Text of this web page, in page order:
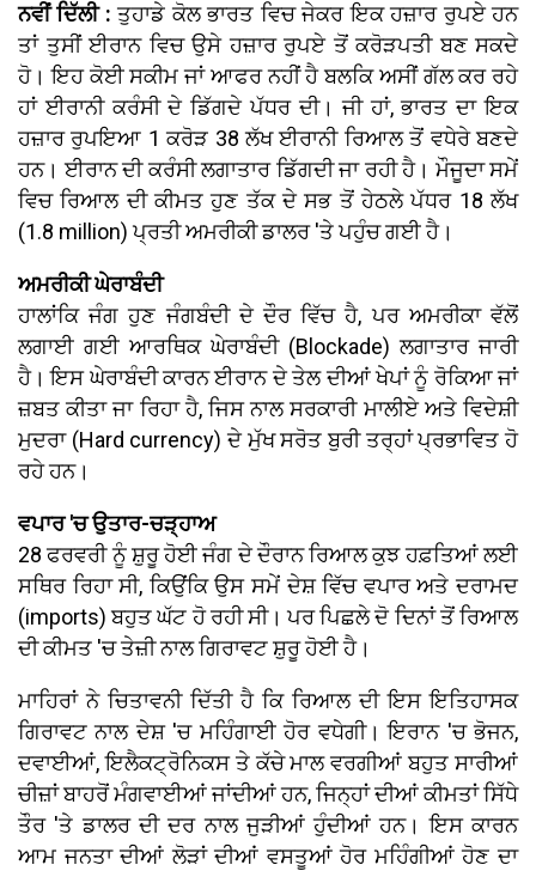
ਨਵੀਂ ਦਿੱਲੀ : ਤੁਹਾਡੇ ਕੋਲ ਭਾਰਤ ਵਿਚ ਜੇਕਰ ਇਕ ਹਜ਼ਾਰ ਰੁਪਏ ਹਨ
ਤਾਂ ਤੁਸੀਂ ਈਰਾਨ ਵਿਚ ਉਸੇ ਹਜ਼ਾਰ ਰੁਪਏ ਤੋਂ ਕਰੋੜਪਤੀ ਬਣ ਸਕਦੇ
ਹੋ। ਇਹ ਕੋਈ ਸਕੀਮ ਜਾਂ ਆਫਰ ਨਹੀਂ ਹੈ ਬਲਕਿ ਅਸੀਂ ਗੱਲ ਕਰ ਰਹੇ
ਹਾਂ ਈਰਾਨੀ ਕਰੰਸੀ ਦੇ ਡਿੱਗਦੇ ਪੱਧਰ ਦੀ। ਜੀ ਹਾਂ, ਭਾਰਤ ਦਾ ਇਕ
ਹਜ਼ਾਰ ਰੁਪਇਆ 1 ਕਰੋੜ 38 ਲੱਖ ਈਰਾਨੀ ਰਿਆਲ ਤੋਂ ਵਧੇਰੇ ਬਣਦੇ
ਹਨ। ਈਰਾਨ ਦੀ ਕਰੰਸੀ ਲਗਾਤਾਰ ਡਿੱਗਦੀ ਜਾ ਰਹੀ ਹੈ। ਮੌਜੂਦਾ ਸਮੇਂ
ਵਿਚ ਰਿਆਲ ਦੀ ਕੀਮਤ ਹੁਣ ਤੱਕ ਦੇ ਸਭ ਤੋਂ ਹੇਠਲੇ ਪੱਧਰ 18 ਲੱਖ
(1.8 million) ਪ੍ਰਤੀ ਅਮਰੀਕੀ ਡਾਲਰ 'ਤੇ ਪਹੁੰਚ ਗਈ ਹੈ।
ਅਮਰੀਕੀ ਘੇਰਾਬੰਦੀ
ਹਾਲਾਂਕਿ ਜੰਗ ਹੁਣ ਜੰਗਬੰਦੀ ਦੇ ਦੌਰ ਵਿੱਚ ਹੈ, ਪਰ ਅਮਰੀਕਾ ਵੱਲੋਂ
ਲਗਾਈ ਗਈ ਆਰਥਿਕ ਘੇਰਾਬੰਦੀ (Blockade) ਲਗਾਤਾਰ ਜਾਰੀ
ਹੈ। ਇਸ ਘੇਰਾਬੰਦੀ ਕਾਰਨ ਈਰਾਨ ਦੇ ਤੇਲ ਦੀਆਂ ਖੇਪਾਂ ਨੂੰ ਰੋਕਿਆ ਜਾਂ
ਜ਼ਬਤ ਕੀਤਾ ਜਾ ਰਿਹਾ ਹੈ, ਜਿਸ ਨਾਲ ਸਰਕਾਰੀ ਮਾਲੀਏ ਅਤੇ ਵਿਦੇਸ਼ੀ
ਮੁਦਰਾ (Hard currency) ਦੇ ਮੁੱਖ ਸਰੋਤ ਬੁਰੀ ਤਰ੍ਹਾਂ ਪ੍ਰਭਾਵਿਤ ਹੋ
ਰਹੇ ਹਨ।
ਵਪਾਰ 'ਚ ਉਤਾਰ-ਚੜ੍ਹਾਅ
28 ਫਰਵਰੀ ਨੂੰ ਸ਼ੁਰੂ ਹੋਈ ਜੰਗ ਦੇ ਦੌਰਾਨ ਰਿਆਲ ਕੁਝ ਹਫ਼ਤਿਆਂ ਲਈ
ਸਥਿਰ ਰਿਹਾ ਸੀ, ਕਿਉਂਕਿ ਉਸ ਸਮੇਂ ਦੇਸ਼ ਵਿੱਚ ਵਪਾਰ ਅਤੇ ਦਰਾਮਦ
(imports) ਬਹੁਤ ਘੱਟ ਹੋ ਰਹੀ ਸੀ। ਪਰ ਪਿਛਲੇ ਦੋ ਦਿਨਾਂ ਤੋਂ ਰਿਆਲ
ਦੀ ਕੀਮਤ 'ਚ ਤੇਜ਼ੀ ਨਾਲ ਗਿਰਾਵਟ ਸ਼ੁਰੂ ਹੋਈ ਹੈ।
ਮਾਹਿਰਾਂ ਨੇ ਚਿਤਾਵਨੀ ਦਿੱਤੀ ਹੈ ਕਿ ਰਿਆਲ ਦੀ ਇਸ ਇਤਿਹਾਸਕ
ਗਿਰਾਵਟ ਨਾਲ ਦੇਸ਼ 'ਚ ਮਹਿੰਗਾਈ ਹੋਰ ਵਧੇਗੀ। ਇਰਾਨ 'ਚ ਭੋਜਨ,
ਦਵਾਈਆਂ, ਇਲੈਕਟ੍ਰੋਨਿਕਸ ਤੇ ਕੱਚੇ ਮਾਲ ਵਰਗੀਆਂ ਬਹੁਤ ਸਾਰੀਆਂ
ਚੀਜ਼ਾਂ ਬਾਹਰੋਂ ਮੰਗਵਾਈਆਂ ਜਾਂਦੀਆਂ ਹਨ, ਜਿਨ੍ਹਾਂ ਦੀਆਂ ਕੀਮਤਾਂ ਸਿੱਧੇ
ਤੌਰ 'ਤੇ ਡਾਲਰ ਦੀ ਦਰ ਨਾਲ ਜੁੜੀਆਂ ਹੁੰਦੀਆਂ ਹਨ। ਇਸ ਕਾਰਨ
ਆਮ ਜਨਤਾ ਦੀਆਂ ਲੋੜਾਂ ਦੀਆਂ ਵਸਤੂਆਂ ਹੋਰ ਮਹਿੰਗੀਆਂ ਹੋਣ ਦਾ